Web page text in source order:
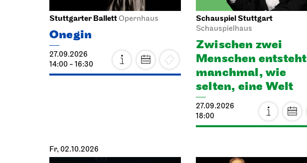
Stuttgarter BallettOpernhaus
Onegin
27.09.2026
14:00 - 16:30
Schauspiel Stuttgart
Schauspielhaus
Zwischen zwei
Menschen ent­steht
manch­mal, wie
selten, eine Welt
27.09.2026
18:00
Fr, 02.10.2026